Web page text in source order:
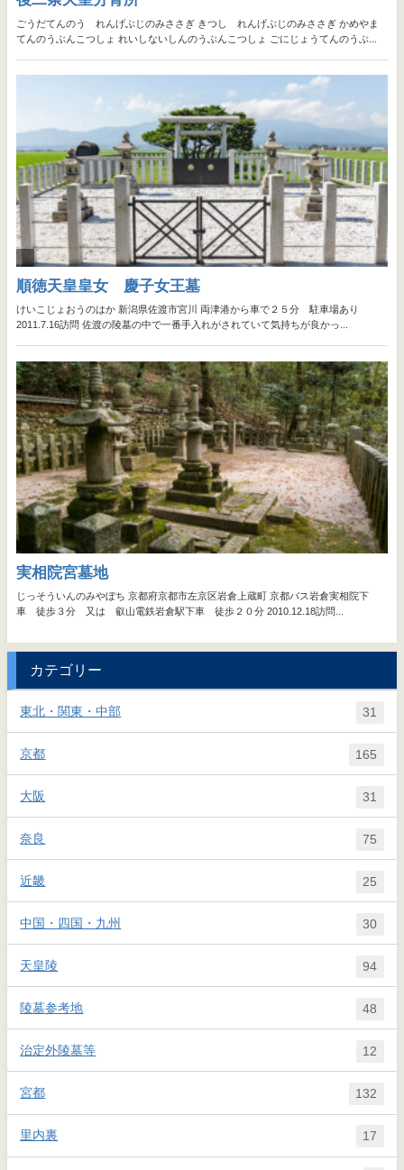
カテゴリー
東北・関東・中部 31
京都 165
大阪 31
奈良 75
近畿 25
中国・四国・九州 30
天皇陵 94
陵墓参考地 48
治定外陵墓等 12
宮都 132
里内裏 17